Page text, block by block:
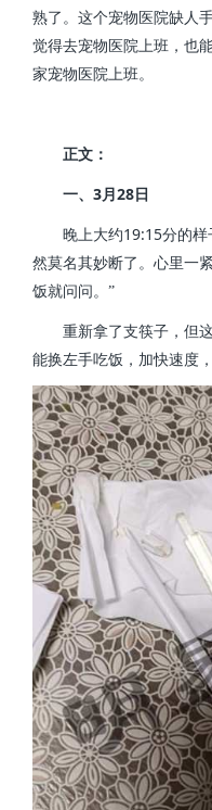
熟了。这个宠物医院缺人
觉得去宠物医院上班，也
家宠物医院上班。
正文：
一、 3 月 28 日
晚上大约19:15分的样
然莫名其妙断了。心里一
饭就问问。”
重新拿了支筷子，但
能换左手吃饭，加快速度